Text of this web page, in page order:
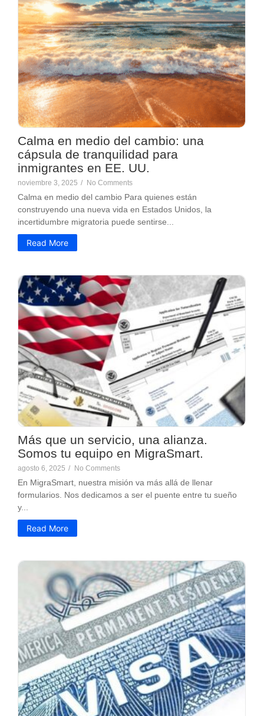
Calma en medio del cambio: una
cápsula de tranquilidad para
inmigrantes en EE. UU.
noviembre 3, 2025 / No Comments
Calma en medio del cambio Para quienes están
construyendo una nueva vida en Estados Unidos, la
incertidumbre migratoria puede sentirse...
Read More
Más que un servicio, una alianza.
Somos tu equipo en MigraSmart.
agosto 6, 2025 / No Comments
En MigraSmart, nuestra misión va más allá de llenar
formularios. Nos dedicamos a ser el puente entre tu sueño
y...
Read More